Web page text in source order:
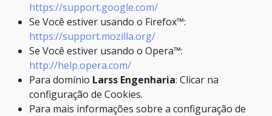
https://support.google.com/
Se Você estiver usando o Firefox™:
https://support.mozilla.org/
Se Você estiver usando o Opera™:
http://help.opera.com/
Para domínio Larss Engenharia: Clicar na
configuração de Cookies.
Para mais informações sobre a configuração de